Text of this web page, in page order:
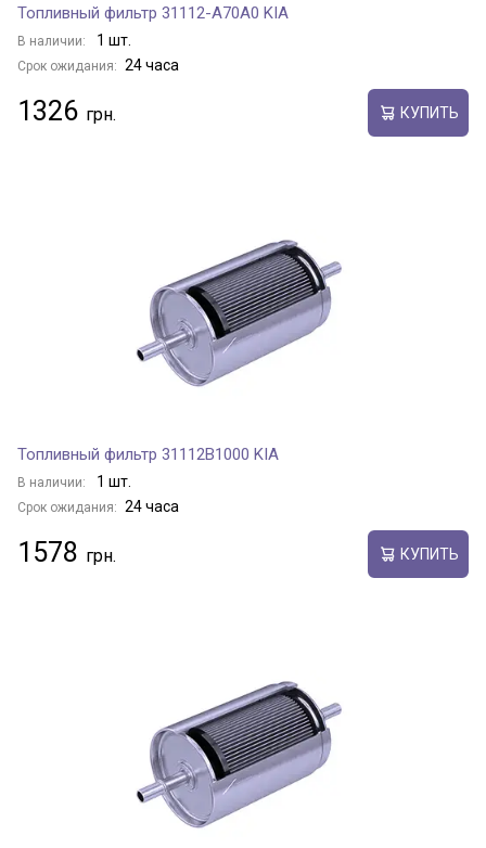
Топливный фильтр 31112-A70A0 KIA
В наличии: 1 шт.
Срок ожидания: 24 часа
1326 КУПИТЬ
Топливный фильтр 31112B1000 KIA
В наличии: 1 шт.
Срок ожидания: 24 часа
1578 КУПИТЬ